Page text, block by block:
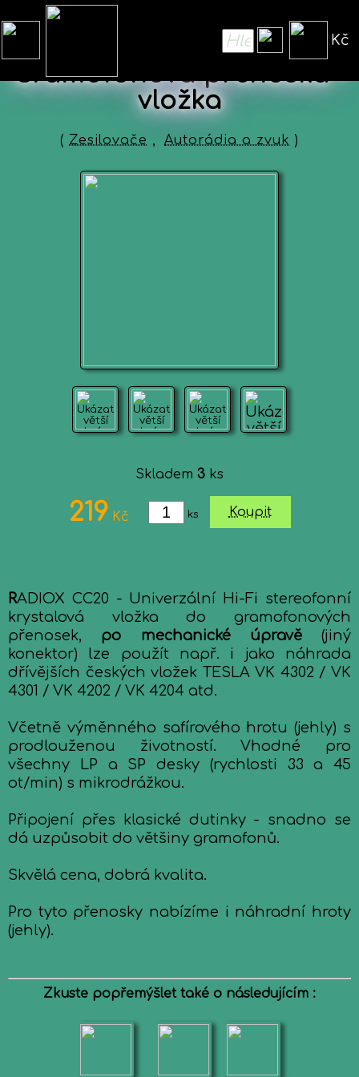
Kč
Gramofonová přenoska -
vložka
( Zesilovače , Autorádia a zvuk )
Skladem 3 ks
219 Kč ks Koupit
RADIOX CC20 - Univerzální Hi-Fi stereofonní
krystalová vložka do gramofonových
přenosek, po mechanické úpravě(jiný
konektor) lze použít např. i jako náhrada
dřívějších českých vložek TESLA VK 4302 / VK
4301 / VK 4202 / VK 4204 atd.
Včetně výměnného safírového hrotu (jehly) s
prodlouženou životností. Vhodné pro
všechny LP a SP desky (rychlosti 33 a 45
ot/min) s mikrodrážkou.
Připojení přes klasické dutinky - snadno se
dá uzpůsobit do většiny gramofonů.
Skvělá cena, dobrá kvalita.
Pro tyto přenosky nabízíme i náhradní hroty
(jehly).
Zkuste popřemýšlet také o následujícím :